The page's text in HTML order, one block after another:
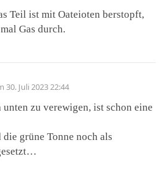
Teil ist mit Oateioten berstopft,
Gas durch.
30. Juli 2023 22:44
unten zu verewigen, ist schon eine
grüne Tonne noch als